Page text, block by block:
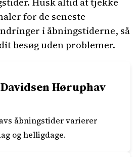
for de seneste
i åbningstiderne, så
besøg uden problemer.
Høruphav
åbningstider varierer
og helligdage.